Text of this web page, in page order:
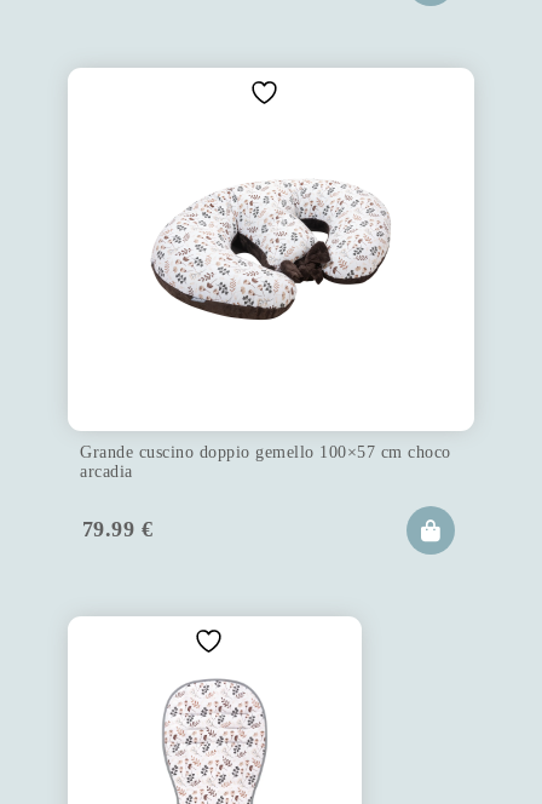
Grande cuscino doppio gemello 100×57 cm choco
arcadia
79.99 €